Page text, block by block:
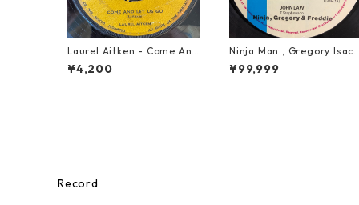
Laurel Aitken - Come And
Let Us Go【7-21779】
¥4,200
Ninja Man , Gregory Isacc
s & Freddie Mcgregor - J
ohn Low【7-20010】
¥99,999
Record